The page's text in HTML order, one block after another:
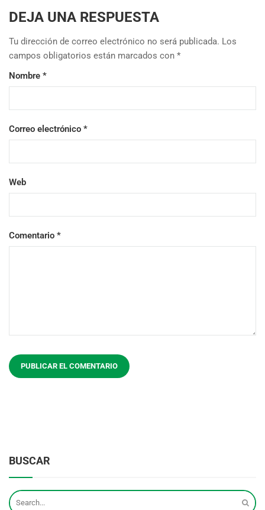
DEJA UNA RESPUESTA
Tu dirección de correo electrónico no será publicada. Los
campos obligatorios están marcados con *
Nombre *
Correo electrónico *
Web
Comentario *
BUSCAR